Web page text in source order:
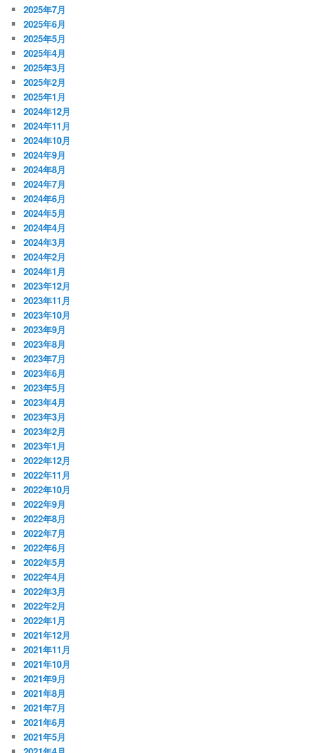
2025年7月
2025年6月
2025年5月
2025年4月
2025年3月
2025年2月
2025年1月
2024年12月
2024年11月
2024年10月
2024年9月
2024年8月
2024年7月
2024年6月
2024年5月
2024年4月
2024年3月
2024年2月
2024年1月
2023年12月
2023年11月
2023年10月
2023年9月
2023年8月
2023年7月
2023年6月
2023年5月
2023年4月
2023年3月
2023年2月
2023年1月
2022年12月
2022年11月
2022年10月
2022年9月
2022年8月
2022年7月
2022年6月
2022年5月
2022年4月
2022年3月
2022年2月
2022年1月
2021年12月
2021年11月
2021年10月
2021年9月
2021年8月
2021年7月
2021年6月
2021年5月